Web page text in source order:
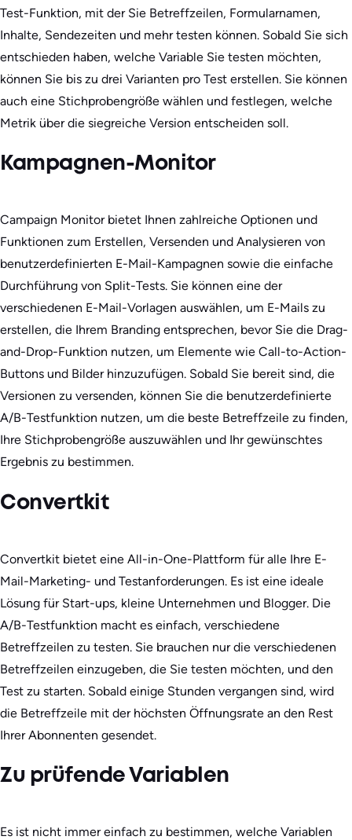
Test-Funktion, mit der Sie Betreffzeilen, Formularnamen,
Inhalte, Sendezeiten und mehr testen können. Sobald Sie sich
entschieden haben, welche Variable Sie testen möchten,
können Sie bis zu drei Varianten pro Test erstellen. Sie können
auch eine Stichprobengröße wählen und festlegen, welche
Metrik über die siegreiche Version entscheiden soll.
Kampagnen-Monitor
Campaign Monitor bietet Ihnen zahlreiche Optionen und
Funktionen zum Erstellen, Versenden und Analysieren von
benutzerdefinierten E-Mail-Kampagnen sowie die einfache
Durchführung von Split-Tests. Sie können eine der
verschiedenen E-Mail-Vorlagen auswählen, um E-Mails zu
erstellen, die Ihrem Branding entsprechen, bevor Sie die Drag-
and-Drop-Funktion nutzen, um Elemente wie Call-to-Action-
Buttons und Bilder hinzuzufügen. Sobald Sie bereit sind, die
Versionen zu versenden, können Sie die benutzerdefinierte
A/B-Testfunktion nutzen, um die beste Betreffzeile zu finden,
Ihre Stichprobengröße auszuwählen und Ihr gewünschtes
Ergebnis zu bestimmen.
Convertkit
Convertkit bietet eine All-in-One-Plattform für alle Ihre E-
Mail-Marketing- und Testanforderungen. Es ist eine ideale
Lösung für Start-ups, kleine Unternehmen und Blogger. Die
A/B-Testfunktion macht es einfach, verschiedene
Betreffzeilen zu testen. Sie brauchen nur die verschiedenen
Betreffzeilen einzugeben, die Sie testen möchten, und den
Test zu starten. Sobald einige Stunden vergangen sind, wird
die Betreffzeile mit der höchsten Öffnungsrate an den Rest
Ihrer Abonnenten gesendet.
Zu prüfende Variablen
Es ist nicht immer einfach zu bestimmen, welche Variablen